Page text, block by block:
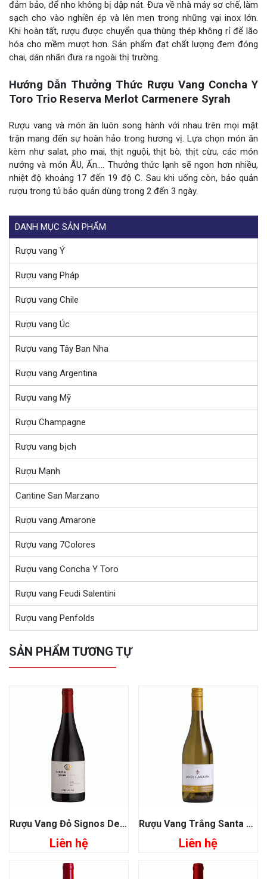
đảm bảo, để nho không bị dập nát. Đưa về nhà máy sơ chế, làm
sạch cho vào nghiền ép và lên men trong những vại inox lớn.
Khi hoàn tất, rượu được chuyển qua thùng thép không rỉ để lão
hóa cho mềm mượt hơn. Sản phẩm đạt chất lượng đem đóng
chai, dán nhãn đưa ra ngoài thị trường.
Hướng Dẫn Thưởng Thức Rượu Vang Concha Y
Toro Trio Reserva Merlot Carmenere Syrah
Rượu vang và món ăn luôn song hành với nhau trên mọi mặt
trận mang đến sự hoàn hảo trong hương vị. Lựa chọn món ăn
kèm như salat, pho mai, thịt nguội, thịt bò, thịt cừu, các món
nướng và món ÂU, Ấn…. Thưởng thức lạnh sẽ ngon hơn nhiều,
nhiệt độ khoảng 17 đến 19 độ C. Sau khi uống còn, bảo quản
rượu trong tủ bảo quản dùng trong 2 đến 3 ngày.
DANH MỤC SẢN PHẨM
Rượu vang Ý
Rượu vang Pháp
Rượu vang Chile
Rượu vang Úc
Rượu vang Tây Ban Nha
Rượu vang Argentina
Rượu vang Mỹ
Rượu Champagne
Rượu vang bịch
Rượu Mạnh
Cantine San Marzano
Rượu vang Amarone
Rượu vang 7Colores
Rượu vang Concha Y Toro
Rượu vang Feudi Salentini
Rượu vang Penfolds
SẢN PHẨM TƯƠNG TỰ
Rượu Vang Đỏ Signos De Origen Syrah
Liên hệ
Rượu Vang Trắng Santa Carolina Estrellas Chardonnay
Liên hệ